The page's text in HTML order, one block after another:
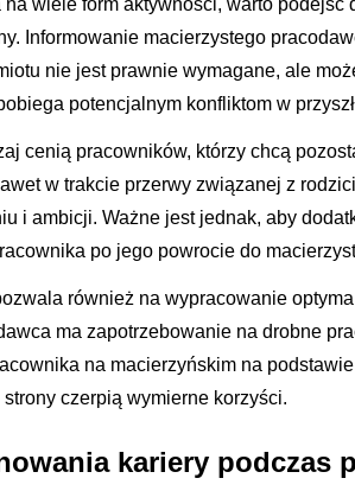
wiele form aktywności, warto podejść
Informowanie macierzystego
nie jest prawnie wymagane, ale
potencjalnym konfliktom w
cenią pracowników, którzy chcą
w trakcie przerwy związanej z
i ambicji. Ważne jest jednak, aby
po jego powrocie do
również na wypracowanie
ma zapotrzebowanie na drobne
na macierzyńskim na
czerpią wymierne korzyści.
kariery podczas